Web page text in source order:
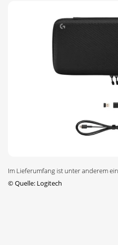
Im Lieferumfang ist unter anderem
©Quelle: Logitech